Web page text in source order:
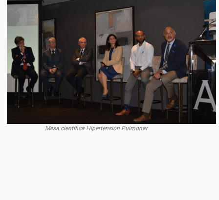
Mesa científica Hipertensión Pulmonar